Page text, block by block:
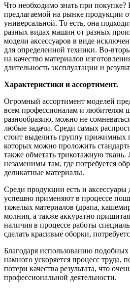
Что необходимо знать при покупке?
предлагаемой на рынке продукции
универсальной. То есть, она
разных видах машин от разных
модели аксессуаров в виде
для определенной техники. Во-
на качество материалов
длительность эксплуатации и
Характеристики и ассортимент.
Огромный ассортимент моделей
всем профессионалам и любителям
разнообразию, можно не
любые задачи. Среди самых
стоит выделить группу
которых можно проложить
также обметать трикотажную ткань.
незаменимы там, где потребуется
деликатные материалы.
Среди продукции есть и
успешно применяют в процессе
тяжелых материалов (драпа,
молния, а также аккуратно
наличия в процессе работы
сделать красивые оборки,
Благодаря использованию
намного ускоряется процесс труда,
потери качества результата, что
профессиональной деятельности.